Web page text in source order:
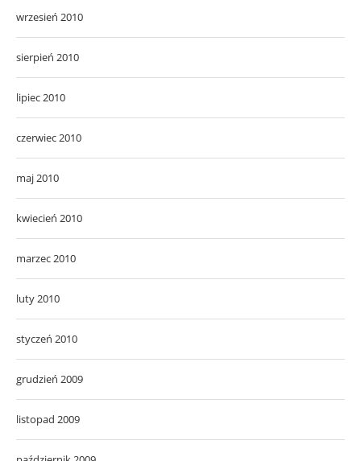
wrzesień 2010
sierpień 2010
lipiec 2010
czerwiec 2010
maj 2010
kwiecień 2010
marzec 2010
luty 2010
styczeń 2010
grudzień 2009
listopad 2009